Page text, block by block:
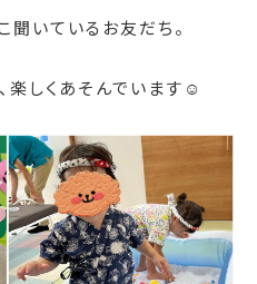
聞いているお友だち。
楽しくあそんでいます☺️